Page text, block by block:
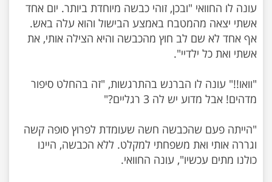
עונה לו החוואי "ובכן, זוהי כבשה מיוחדת ביותר. יום אחד
אשתי יצאה מהמטבח באמצע הבישול והוא עלה באש.
אף אחד לא שם לב חוץ מהכבשה והיא הצילה אותי, את
"וואו!!" עונה לו הברנש בהתרגשות, "זה בהחלט סיפור
"הייתה פעם שהכבשה חשה שעומדת לפרוץ סופה קשה
וגררה אותי ואת משפחתי למקלט. ללא הכבשה, היינו